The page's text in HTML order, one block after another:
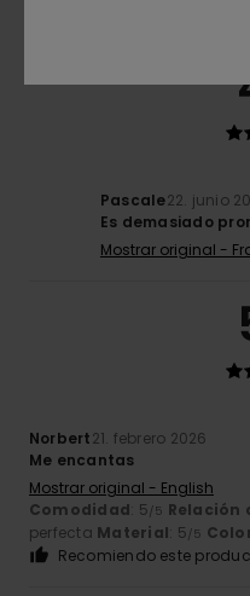
Pascale22. junio
Es demasiado
Mostrar original -
Norbert21. febrero 2026
Me encantas
Mostrar original - English
Comodidad: 5/5 Relación
perfecta Material: 5/5
Recomiendo este